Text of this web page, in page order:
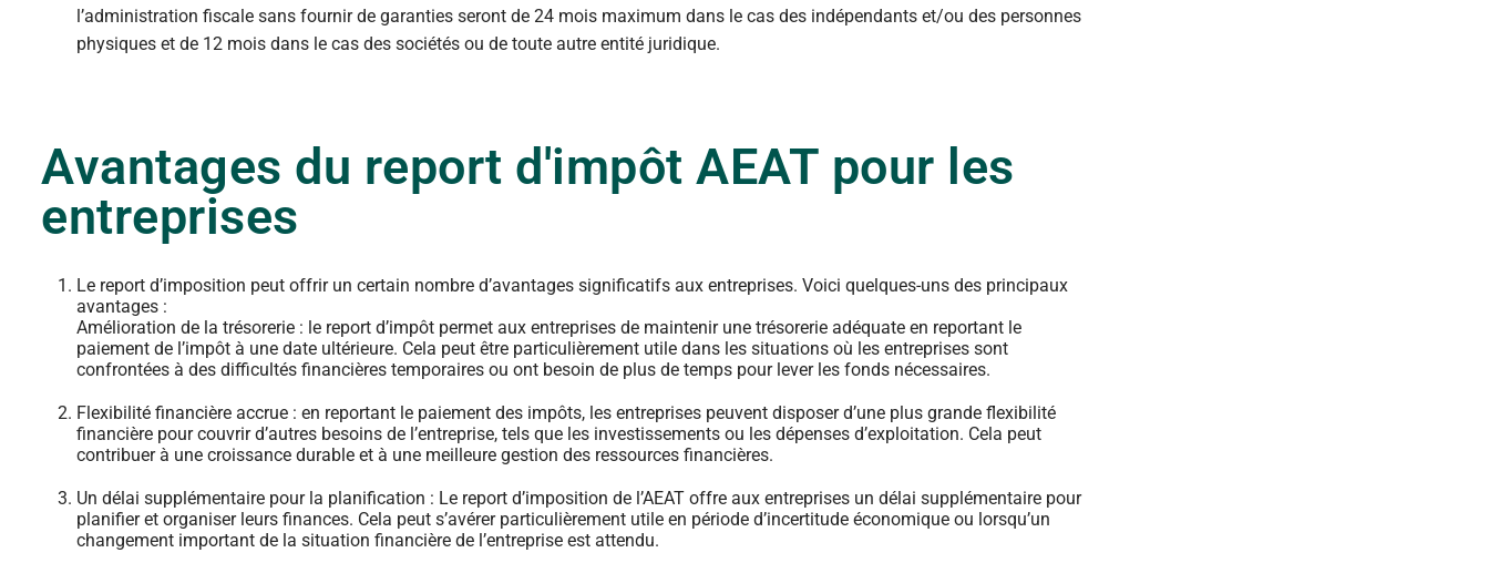
l’administration fiscale sans fournir de garanties seront de 24 mois maximum dans le cas des indépendants et/ou des personnes
physiques et de 12 mois dans le cas des sociétés ou de toute autre entité juridique.
Avantages du report d'impôt AEAT pour les
entreprises
Le report d’imposition peut offrir un certain nombre d’avantages significatifs aux entreprises. Voici quelques-uns des principaux
avantages :
Amélioration de la trésorerie : le report d’impôt permet aux entreprises de maintenir une trésorerie adéquate en reportant le
paiement de l’impôt à une date ultérieure. Cela peut être particulièrement utile dans les situations où les entreprises sont
confrontées à des difficultés financières temporaires ou ont besoin de plus de temps pour lever les fonds nécessaires.
Flexibilité financière accrue : en reportant le paiement des impôts, les entreprises peuvent disposer d’une plus grande flexibilité
financière pour couvrir d’autres besoins de l’entreprise, tels que les investissements ou les dépenses d’exploitation. Cela peut
contribuer à une croissance durable et à une meilleure gestion des ressources financières.
Un délai supplémentaire pour la planification : Le report d’imposition de l’AEAT offre aux entreprises un délai supplémentaire pour
planifier et organiser leurs finances. Cela peut s’avérer particulièrement utile en période d’incertitude économique ou lorsqu’un
changement important de la situation financière de l’entreprise est attendu.